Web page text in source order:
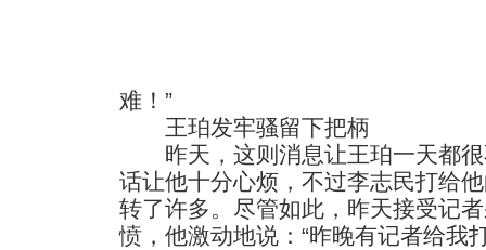
难！”
王珀发牢骚留下把柄
昨天，这则消息让王珀一天都很
话让他十分心烦，不过李志民打给
转了许多。尽管如此，昨天接受记
愤，他激动地说：“昨晚有记者给我